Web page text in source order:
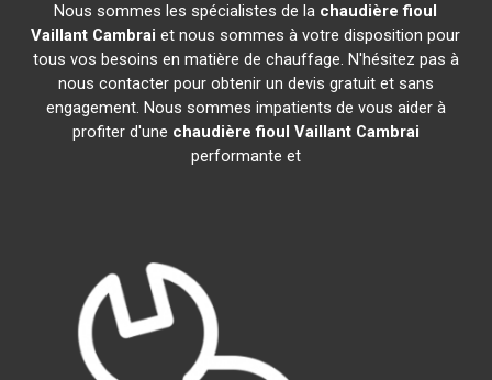
Nous sommes les spécialistes de la chaudière fioul
Vaillant Cambrai et nous sommes à votre disposition pour
tous vos besoins en matière de chauffage. N'hésitez pas à
nous contacter pour obtenir un devis gratuit et sans
engagement. Nous sommes impatients de vous aider à
profiter d'une chaudière fioul Vaillant Cambrai
performante et